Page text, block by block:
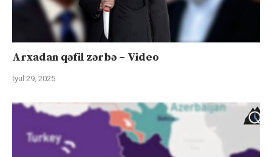
Arxadan qəfil zərbə – Video
İyul 29, 2025